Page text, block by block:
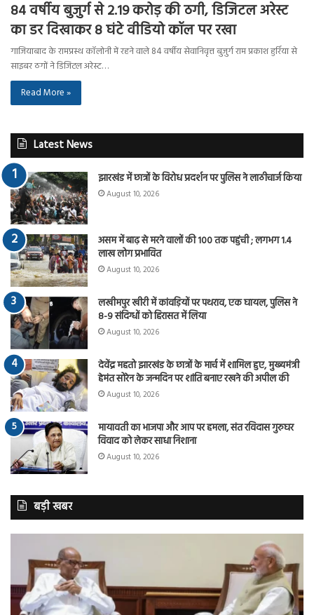
84 वर्षीय बुजुर्ग से 2.19 करोड़ की ठगी, डिजिटल अरेस्ट
का डर दिखाकर 8 घंटे वीडियो कॉल पर रखा
गाजियाबाद के रामप्रस्थ कॉलोनी में रहने वाले 84 वर्षीय सेवानिवृत्त बुजुर्ग राम प्रकाश हुर्रिया से
साइबर ठगों ने डिजिटल अरेस्ट…
Read More »
Latest News
झारखंड में छात्रों के विरोध प्रदर्शन पर पुलिस ने लाठीचार्ज किया
August 10, 2026
असम में बाढ़ से मरने वालों की 100 तक पहुंची ; लगभग 1.4
लाख लोग प्रभावित
August 10, 2026
लखीमपुर खीरी में कांवड़ियों पर पथराव, एक घायल, पुलिस ने
8-9 संदिग्धों को हिरासत में लिया
August 10, 2026
देवेंद्र महतो झारखंड के छात्रों के मार्च में शामिल हुए, मुख्यमंत्री
हेमंत सोरेन के जन्मदिन पर शांति बनाए रखने की अपील की
August 10, 2026
मायावती का भाजपा और आप पर हमला, संत रविदास गुरुघर
विवाद को लेकर साधा निशाना
August 10, 2026
बड़ी खबर